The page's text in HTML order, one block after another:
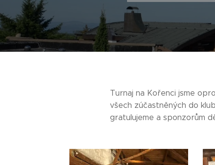
Turnaj na Kořenci jsme
všech zúčastněných do
gratulujeme a sponzorům